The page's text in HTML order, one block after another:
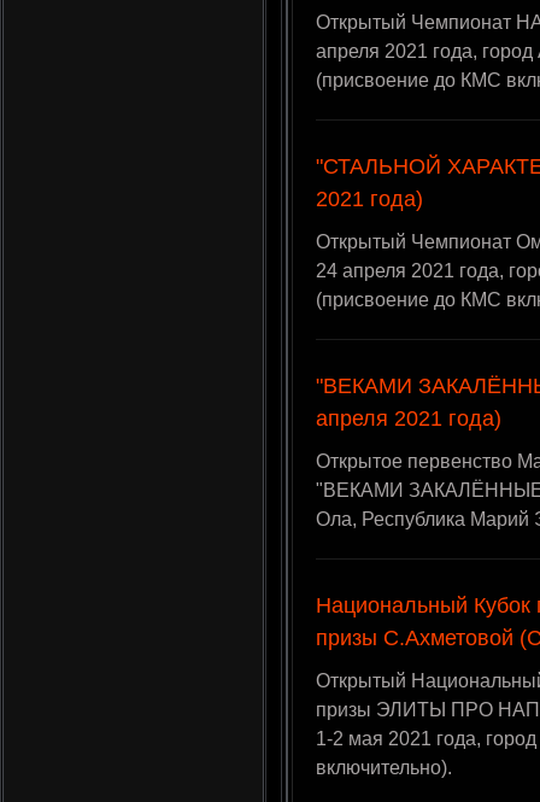
Открытый Чемпионат
апреля 2021 года,
(присвоение до КМС
"СТАЛЬНОЙ
2021 года)
Открытый Чемпионат
24 апреля 2021 года,
(присвоение до КМС
"ВЕКАМИ
апреля 2021 года)
Открытое первенство
"ВЕКАМИ ЗАКАЛЁННЫЕ",
Ола, Республика Марий
Национальный
призы С.Ахметовой
Открытый
призы ЭЛИТЫ ПРО НАП
1-2 мая 2021 года,
включительно).